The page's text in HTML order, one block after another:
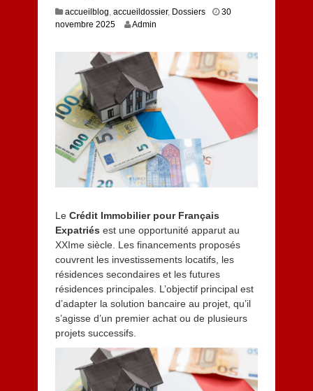
accueilblog, accueildossier, Dossiers
30
novembre 20253
o
e
m
b
r
e
2
0
2
Admin
Le Crédit Immobilier pour Français
Expatriés est une opportunité apparut au
XXIme siècle. Les financements proposés
couvrent les investissements locatifs, les
résidences secondaires et les futures
résidences principales. L’objectif principal est
d’adapter la solution bancaire au projet, qu’il
s’agisse d’un premier achat ou de plusieurs
projets successifs.